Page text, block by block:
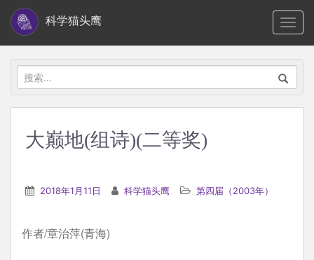
i
科学猫头鹰
搜
索：
大巅地(组诗)(二等奖)
2018年1月11日 科学猫头鹰 第四届（2003年）
作者/章治萍(青海)